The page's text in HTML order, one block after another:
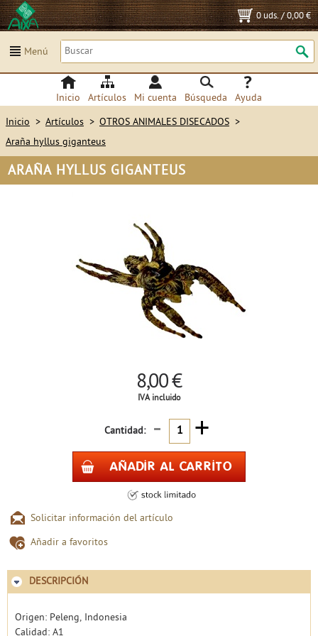
0 uds./0,00 €
Menú
Inicio Artículos Mi cuenta Búsqueda Ayuda
Inicio > Artículos > OTROS ANIMALES DISECADOS >
Araña hyllus giganteus
ARAÑA HYLLUS GIGANTEUS
8,00 €
IVA incluido
Cantidad: - +
Solicitar información del artículo
Añadir a favoritos
DESCRIPCIÓN
Origen: Peleng, Indonesia
Calidad: A1